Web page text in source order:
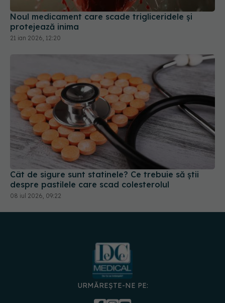
21 ian 2026, 12:20
Cât de sigure sunt statinele? Ce trebuie să știi
despre pastilele care scad colesterolul
08 iul 2026, 09:22
URMĂREȘTE-NE PE:
DESCARCĂ APLICAȚIA